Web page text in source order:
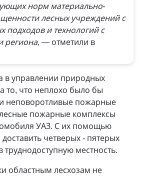
норм материально-
лесных учреждений с
подходов и технологий с
региона, — отметили в
в управлении природных
то, что неплохо было бы
неповоротливые пожарные
пожарные комплексы
УАЗ. С их помощью
четверых - пятерых
местность.
областным лесхозам не